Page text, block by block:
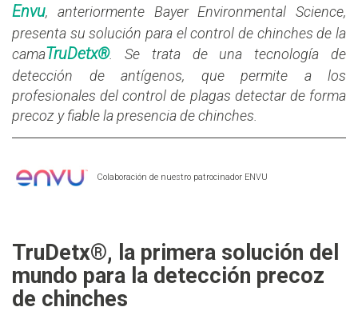
Envu, anteriormente Bayer Environmental Science,
presenta su solución para el control de chinches de la
camaTruDetx®. Se trata de una tecnología de
detección de antígenos, que permite a los
profesionales del control de plagas detectar de forma
precoz y fiable la presencia de chinches.
Colaboración de nuestro patrocinador ENVU
TruDetx®, la primera solución del
mundo para la detección precoz
de chinches